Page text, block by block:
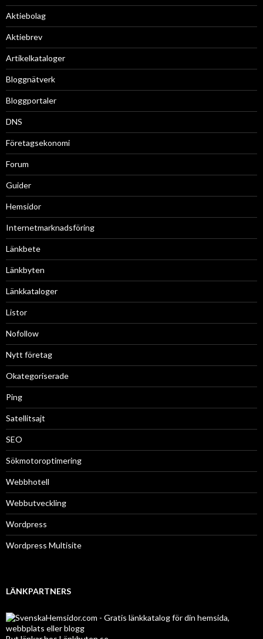
Aktiebolag
Aktiebrev
Artikelkataloger
Bloggnätverk
Bloggportaler
DNS
Företagsekonomi
Forum
Guider
Hemsidor
Internetmarknadsföring
Länkbete
Länkbyten
Länkkataloger
Listor
Nofollow
Nytt företag
Okategoriserade
Ping
Satellitsajt
SEO
Sökmotoroptimering
Webbhotell
Webbutveckling
Wordpress
Wordpress Multisite
LÄNKPARTNERS